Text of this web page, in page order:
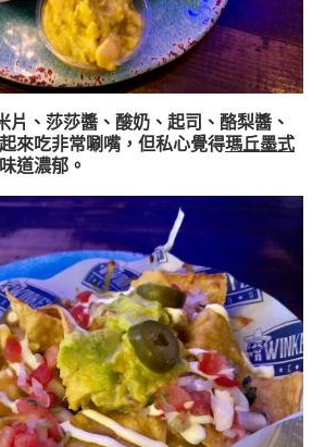
片、莎莎醬、酸奶、起司、酪梨醬、
來吃非常唰嘴，但私心覺得瑪丘墨式
道濃郁。